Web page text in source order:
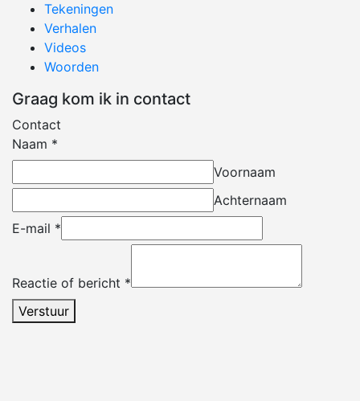
Tekeningen
Verhalen
Videos
Woorden
Graag kom ik in contact
Contact
Naam *
Voornaam
Achternaam
E-mail *
Reactie of bericht *
Verstuur